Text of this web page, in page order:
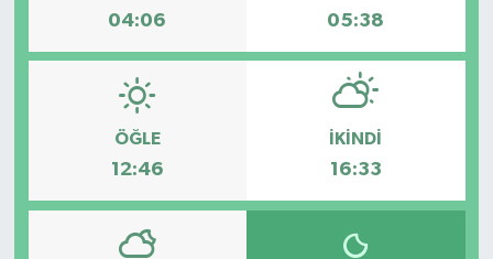
04:06 05:38
ÖĞLE
12:46
İKINDI
16:33